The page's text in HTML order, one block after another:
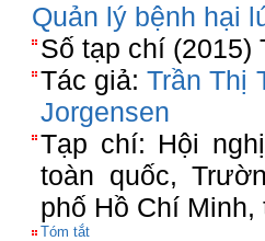
Quản lý bệnh hại
Số tạp chí (2015)
Tác giả:Trần Thị
Jorgensen
Tạp chí: Hội
toàn quốc,
phố Hồ Chí Minh,
Tóm tắt